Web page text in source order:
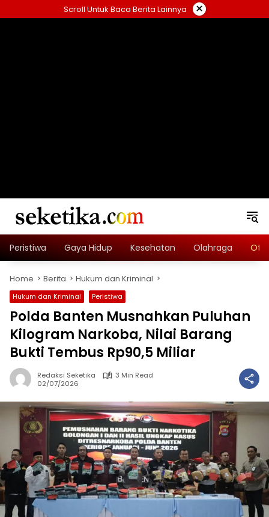
to
Scroll Untuk Baca Berita Lainnya ×
Peristiwa Gaya Hidup Kesehatan Olahraga
Home Berita Hukum dan Kriminal
Hukum dan Kriminal Peristiwa
Polda Banten Musnahkan Puluhan
Kilogram Narkoba, Nilai Barang
Bukti Tembus Rp90,5 Miliar
Redaksi Seketika
3 Min Read
02/07/2026